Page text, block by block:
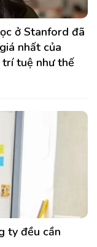
ở Stanford đã
nhất của
tuệ như thế
ty đều cần